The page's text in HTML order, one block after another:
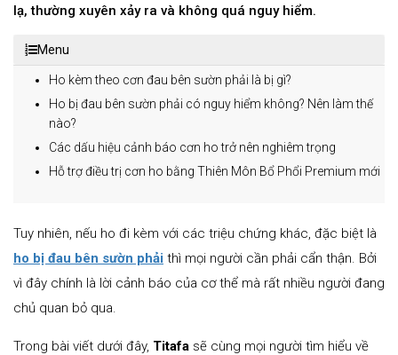
lạ, thường xuyên xảy ra và không quá nguy hiểm.
Menu
Ho kèm theo cơn đau bên sườn phải là bị gì?
Ho bị đau bên sườn phải có nguy hiểm không? Nên làm thế
nào?
Các dấu hiệu cảnh báo cơn ho trở nên nghiêm trọng
Hỗ trợ điều trị cơn ho bằng Thiên Môn Bổ Phổi Premium mới
Tuy nhiên, nếu ho đi kèm với các triệu chứng khác, đặc biệt là
ho bị đau bên sườn phải thì mọi người cần phải cẩn thận. Bởi
vì đây chính là lời cảnh báo của cơ thể mà rất nhiều người đang
chủ quan bỏ qua.
Trong bài viết dưới đây, Titafa sẽ cùng mọi người tìm hiểu về